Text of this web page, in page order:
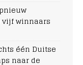
vijf winnaars
één Duitse
naar de